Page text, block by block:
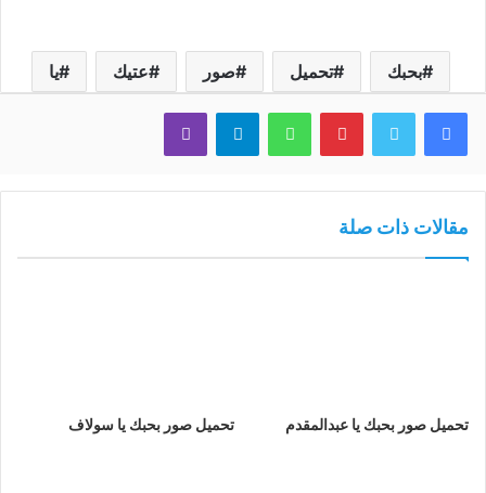
بحبك تحميل صور عتيك يا
فيسبوك تويتر بينتيريستواتساب تيلقرام ڤايبر
مقالات ذات صلة
تحميل صور بحبك يا عبدالمقدم تحميل صور بحبك يا سولاف